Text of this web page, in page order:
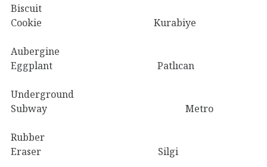
Biscuit
Cookie Kurabiye
Aubergine
Eggplant Patlıcan
Underground
Subway Metro
Rubber
Eraser Silgi